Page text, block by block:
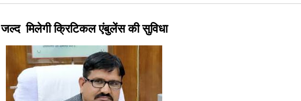
जल्द मिलेगी क्रिटिकल एंबुलेंस की सुविधा